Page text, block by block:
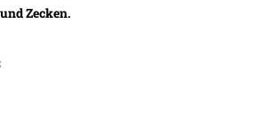
Zecken.